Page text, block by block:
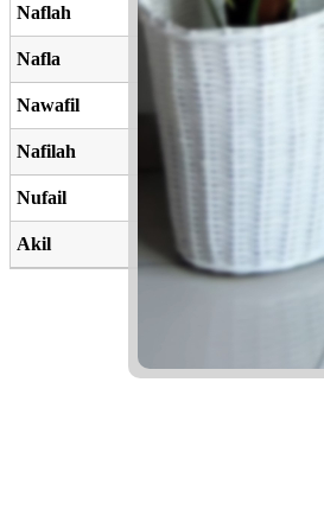
Naflah
Nafla
Nawafil
Nafilah
Nufail
Akil